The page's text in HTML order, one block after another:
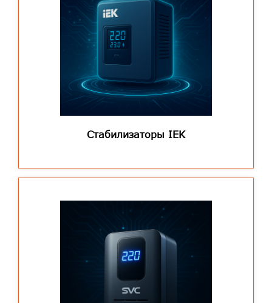
Стабилизаторы IEK